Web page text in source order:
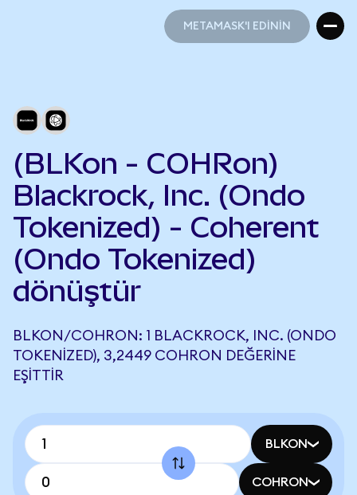
METAMASK'I EDİNİN
(BLKon - COHRon)
Blackrock, Inc. (Ondo
Tokenized) - Coherent
(Ondo Tokenized)
dönüştür
BLKON/COHRON: 1 BLACKROCK, INC. (ONDO
TOKENIZED), 3,2449 COHRON DEĞERINE
EŞITTIR
BLKON
COHRON